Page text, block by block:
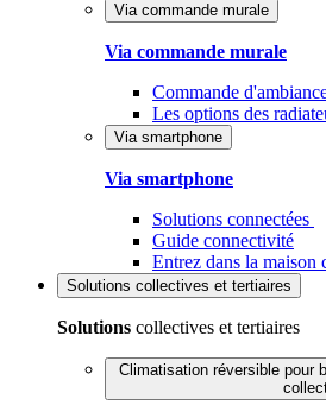
Via commande murale
Via commande murale
Commande
Les options des
Via smartphone
Via smartphone
Solutions connectées
Guide connectivité
Entrez dans la maison
Solutions collectives et tertiaires
Solutions collectives et tertiaires
Climatisation réversible pour